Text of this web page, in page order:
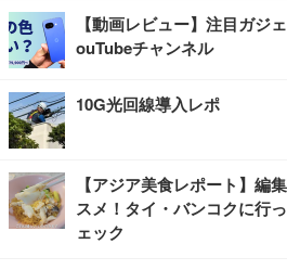
【動画レビュー】注目ガジ
ouTubeチャンネル
10G光回線導入レポ
【アジア美食レポート】編
スメ！タイ・バンコクに行
ェック